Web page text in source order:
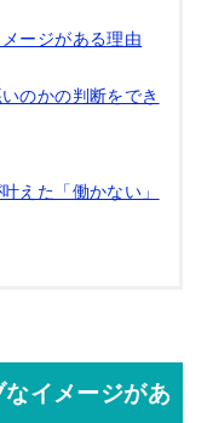
ージがある理由
のかの判断をでき
えた「働かない」
イメージがあ